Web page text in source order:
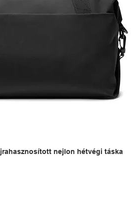
nejlon hétvégi táska